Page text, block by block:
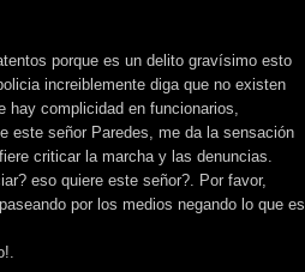
porque es un delito gravísimo esto
increiblemente diga que no existen
hay complicidad en funcionarios,
este señor Paredes, me da la sensación
criticar la marcha y las denuncias.
eso quiere este señor?. Por favor,
por los medios negando lo que es